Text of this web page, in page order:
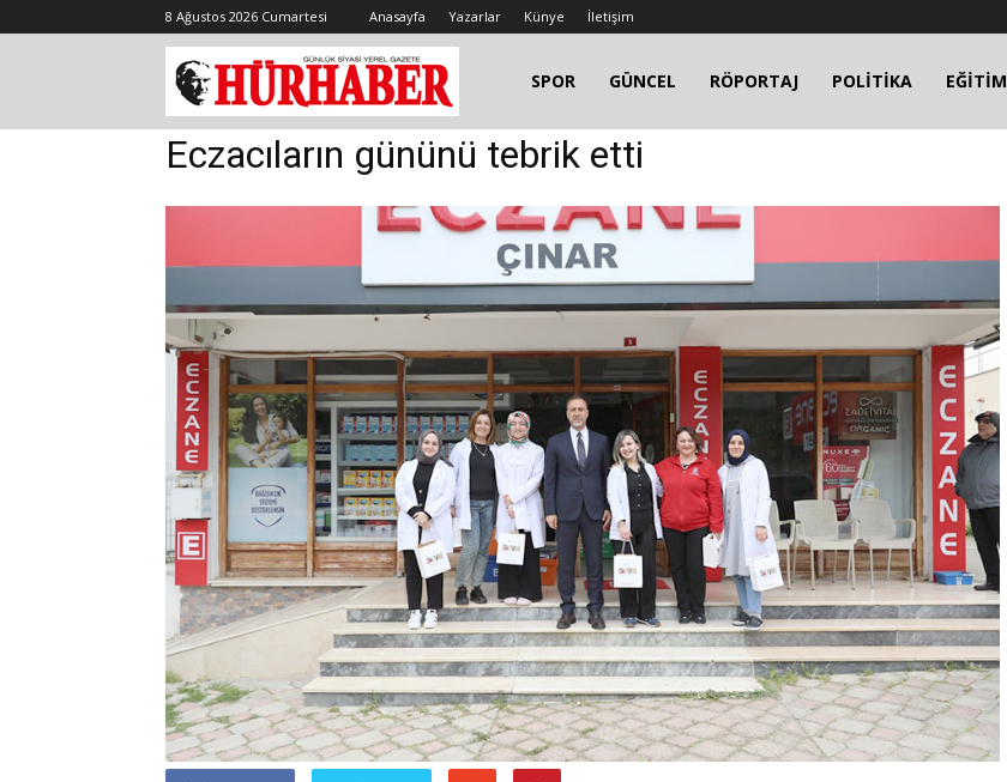
8 Ağustos 2026 Cumartesi Anasayfa Yazarlar Künye İletişim
SPOR GÜNCEL RÖPORTAJ POLİTİKA EĞİTİM
Eczacıların gününü tebrik etti